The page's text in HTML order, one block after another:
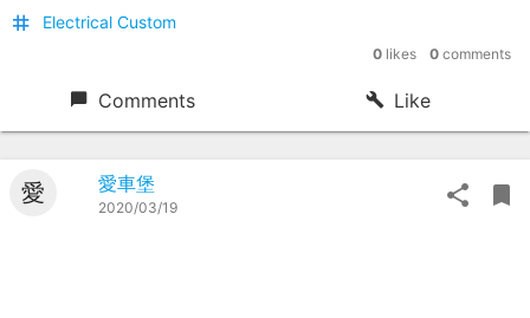
Electrical Custom
0 likes 0 comments
Comments Like
愛 愛車堡
2020/03/19